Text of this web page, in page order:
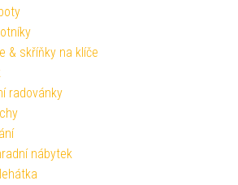
& skříňky na klíče
radovánky
nábytek